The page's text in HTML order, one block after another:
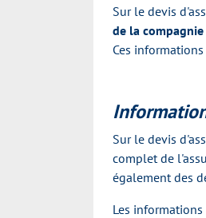
Sur le devis
de la
Ces
Sur le devis
complet de
également des
Les